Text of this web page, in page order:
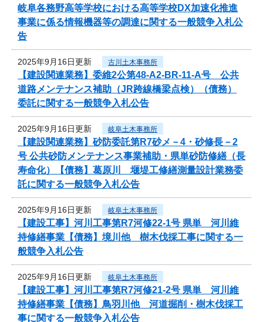
岐阜各務野高等学校における高等学校DX加速化推進
事業に係る情報機器等の調達に関する一般競争入札公
告
2025年9月16日更新 古川土木事務所
【建設関連業務】委維2公第48-A2-BR-11-A号 公共
道路メンテナンス補助（JR跨線橋梁点検）（債務）
委託に関する一般競争入札公告
2025年9月16日更新 岐阜土木事務所
【建設関連業務】砂防委託第R7砂メ－4・砂修長－2
号 公共砂防メンテナンス事業補助・県単砂防修繕（長
寿命化）【債務】葛原川 堰堤工修繕測量設計業務委
託に関する一般競争入札公告
2025年9月16日更新 岐阜土木事務所
【建設工事】河川工事第R7河修22-1号 県単 河川維
持修繕事業【債務】境川他 樹木伐採工事に関する一
般競争入札公告
2025年9月16日更新 岐阜土木事務所
【建設工事】河川工事第R7河修21-2号 県単 河川維
持修繕事業【債務】鳥羽川他 河道掘削・樹木伐採工
事に関する一般競争入札公告